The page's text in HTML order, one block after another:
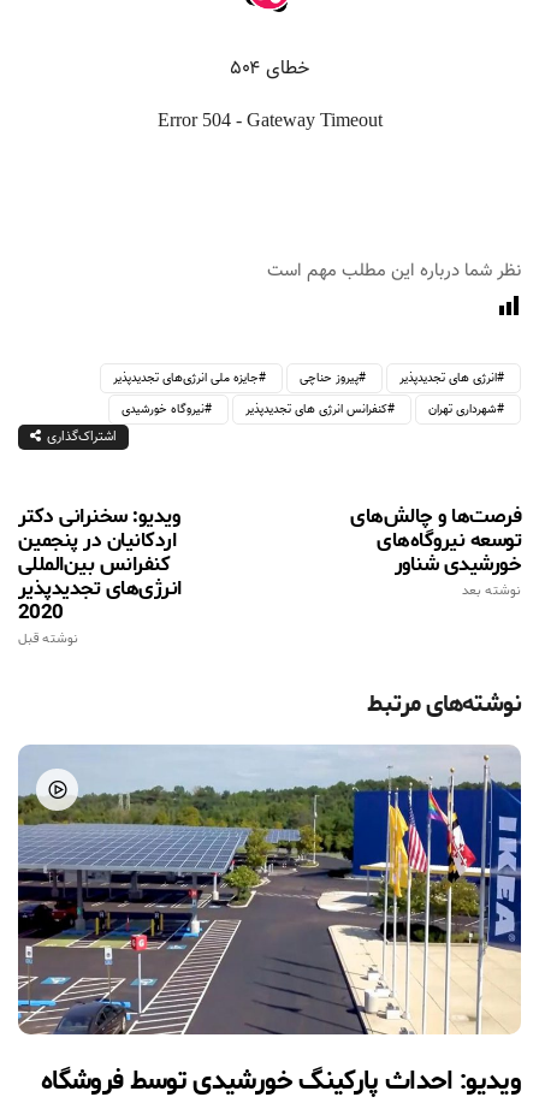
نظر شما درباره این مطلب مهم است
انرژی های تجدیدپذیر پیروز حناچی
جایزه ملی انرژی‌های تجدیدپذیر
شهرداری تهران
کنفرانس انرژی های تجدیدپذیر نیروگاه خورشیدی
اشتراک‌گذاری
ویدیو: سخنرانی دکتر
اردکانیان در پنجمین
کنفرانس بین‌المللی
انرژی‌های تجدیدپذیر
2020
نوشته قبل
فرصت‌ها و چالش‎‌های
توسعه نیروگاه‌های
خورشیدی شناور
نوشته بعد
نوشته‌های مرتبط
ویدیو: احداث پارکینگ خورشیدی توسط فروشگاه